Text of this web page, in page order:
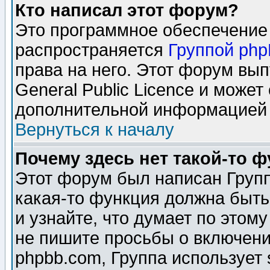
Кто написал этот форум?
Это программное
распространяется Группой
права на него. Этот форум
General Public Licence и может
дополнительной
Вернуться к началу
Почему здесь нет такой-то
Этот форум был написан
какая-то функция должна
и узнайте, что думает по
не пишите просьбы о
phpbb.com, Группа